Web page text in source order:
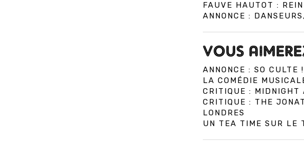
FAUVE HAUTOT :
ANNONCE :
VOUS
ANNONCE : SO CULTE
LA COMÉDIE
CRITIQUE : MIDNIGHT
CRITIQUE : THE
LONDRES
UN TEA TIME SUR LE